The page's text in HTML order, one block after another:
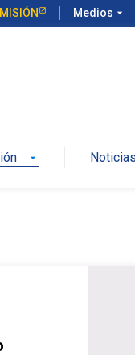
Medios arrow_drop_down
arrow_drop_down Noticias